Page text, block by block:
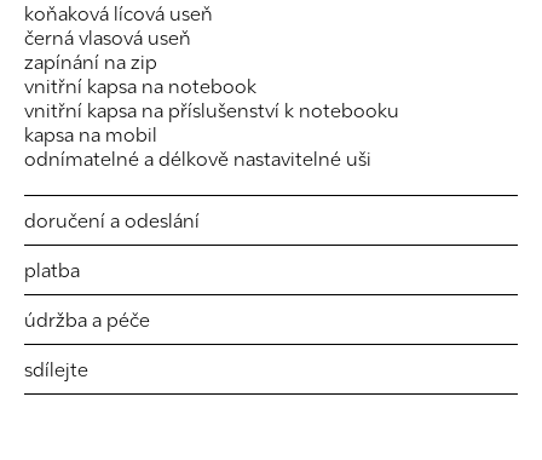
koňaková lícová useň
černá vlasová useň
zapínání na zip
vnitřní kapsa na notebook
vnitřní kapsa na příslušenství k notebooku
kapsa na mobil
odnímatelné a délkově nastavitelné uši
doručení a odeslání
platba
údržba a péče
sdílejte